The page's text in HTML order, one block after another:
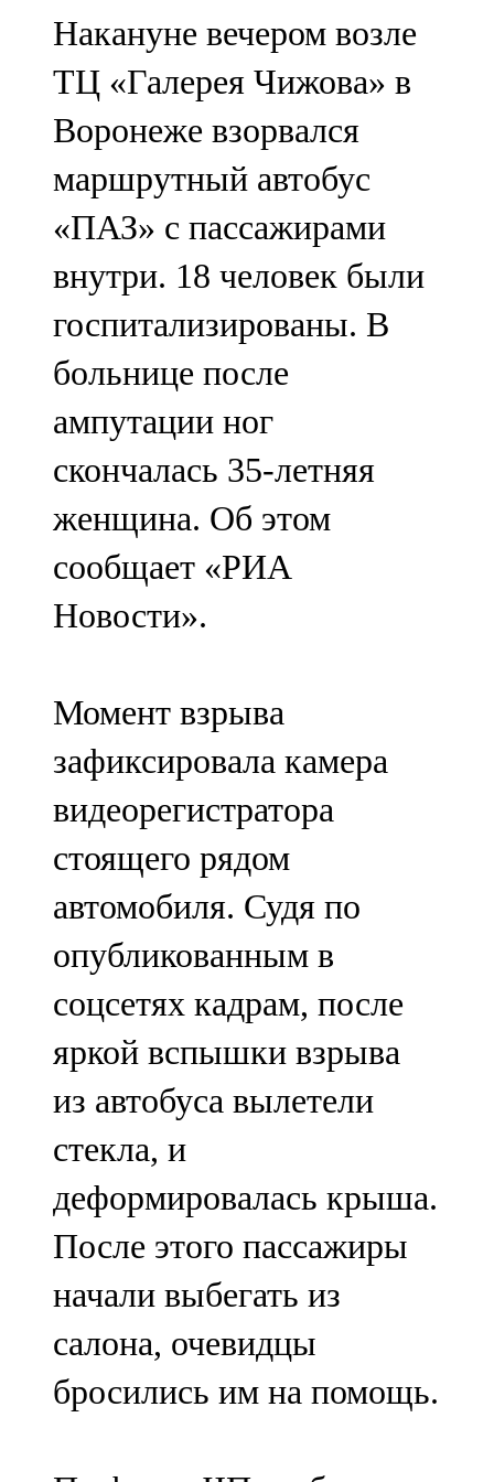
106,2 FM
Минзәлә
107,3 FM
Мөслим
100,0 FM
Нурлат
104,7 FM
Олы Әтнә
71,42 FM
Сарман
107,8 FM
Теләче
106,1 FM
102,6 FM
Чирмешән
107,7 FM
Чистай
103,0 FM
Чүпрәле
91,0 FM
Шәмәрдән
102,3 FM
Яңа чишмә
107,0 FM
Яр Чаллы
105,5 FM
Накануне вечером возле
ТЦ «Галерея Чижова» в
Воронеже взорвался
маршрутный автобус
«ПАЗ» с пассажирами
внутри. 18 человек были
госпитализированы. В
больнице после
ампутации ног
скончалась 35-летняя
женщина. Об этом
сообщает «РИА
Новости».
Момент взрыва
зафиксировала камера
видеорегистратора
стоящего рядом
автомобиля. Судя по
опубликованным в
соцсетях кадрам, после
яркой вспышки взрыва
из автобуса вылетели
стекла, и
деформировалась крыша.
После этого пассажиры
начали выбегать из
салона, очевидцы
бросились им на помощь.